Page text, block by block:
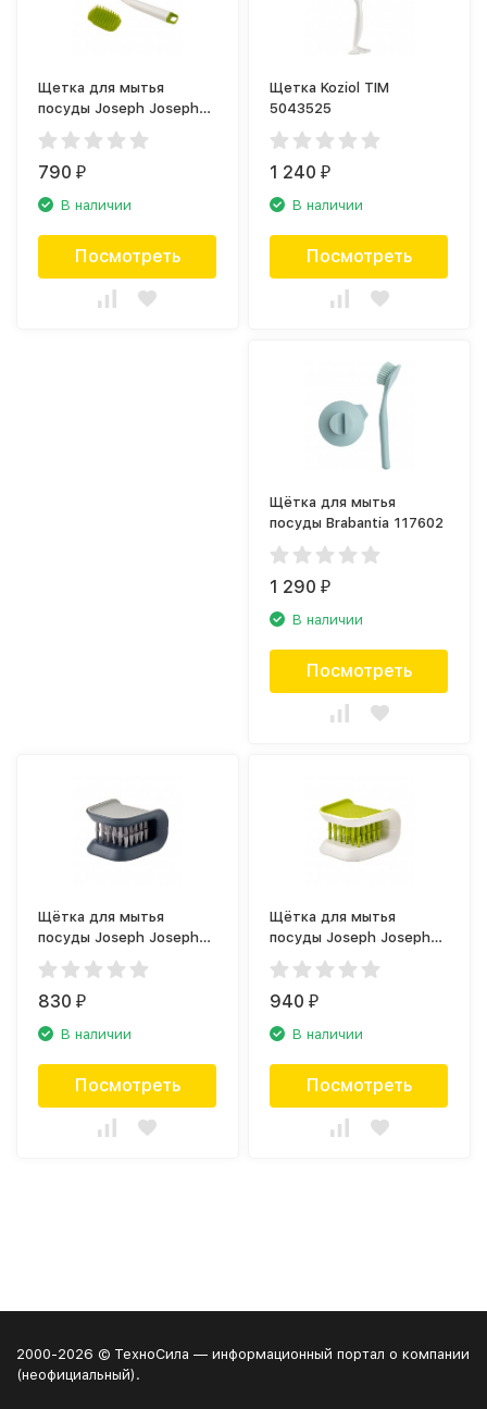
Щетка для мытья
посуды Joseph Joseph
CleanTech 85158
790₽
В наличии
Посмотреть
Щетка Koziol TIM
5043525
1 240₽
В наличии
Посмотреть
Щётка для мытья
посуды Brabantia 117602
1 290₽
В наличии
Посмотреть
Щётка для мытья
посуды Joseph Joseph
BladeBrush 85106
830₽
В наличии
Посмотреть
Щётка для мытья
посуды Joseph Joseph
BladeBrush 85105
940₽
В наличии
Посмотреть
2000-2026 © ТехноСила — информационный портал о компании
(неофициальный).